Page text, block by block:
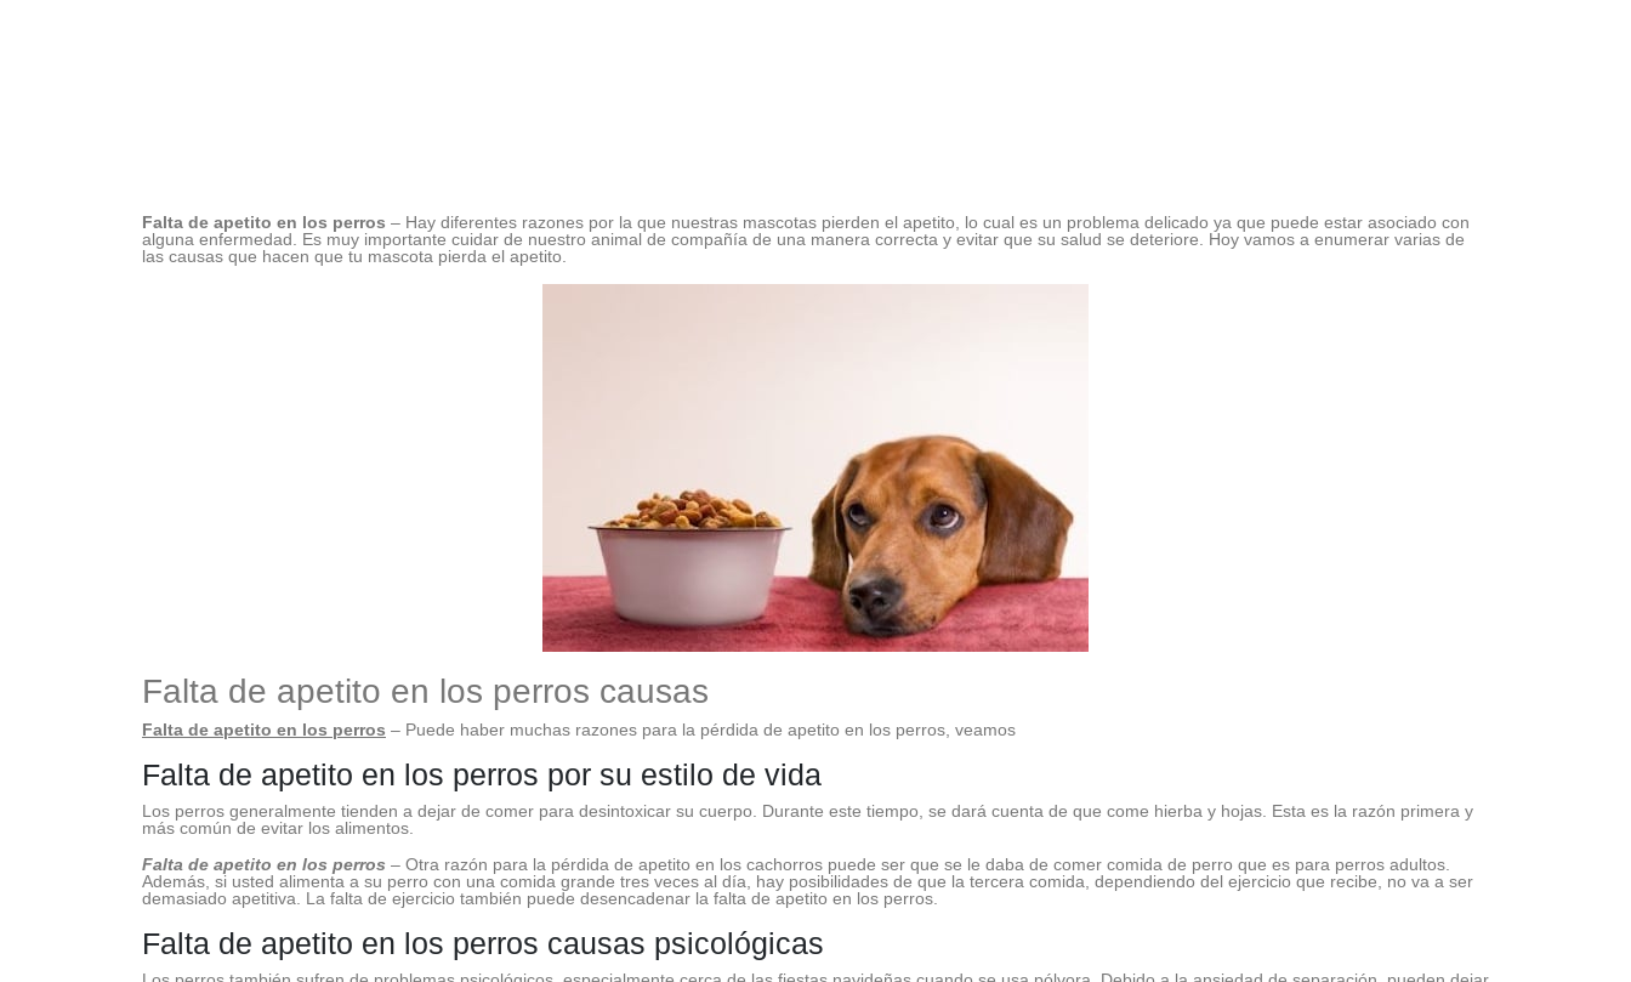
Falta de apetito en los perros – Hay diferentes razones por la que nuestras mascotas pierden el apetito, lo cual es un problema delicado ya que puede estar asociado con
alguna enfermedad. Es muy importante cuidar de nuestro animal de compañía de una manera correcta y evitar que su salud se deteriore. Hoy vamos a enumerar varias de
las causas que hacen que tu mascota pierda el apetito.
Falta de apetito en los perros causas
Falta de apetito en los perros – Puede haber muchas razones para la pérdida de apetito en los perros, veamos
Falta de apetito en los perros por su estilo de vida
Los perros generalmente tienden a dejar de comer para desintoxicar su cuerpo. Durante este tiempo, se dará cuenta de que come hierba y hojas. Esta es la razón primera y
más común de evitar los alimentos.
Falta de apetito en los perros – Otra razón para la pérdida de apetito en los cachorros puede ser que se le daba de comer comida de perro que es para perros adultos.
Además, si usted alimenta a su perro con una comida grande tres veces al día, hay posibilidades de que la tercera comida, dependiendo del ejercicio que recibe, no va a ser
demasiado apetitiva. La falta de ejercicio también puede desencadenar la falta de apetito en los perros.
Falta de apetito en los perros causas psicológicas